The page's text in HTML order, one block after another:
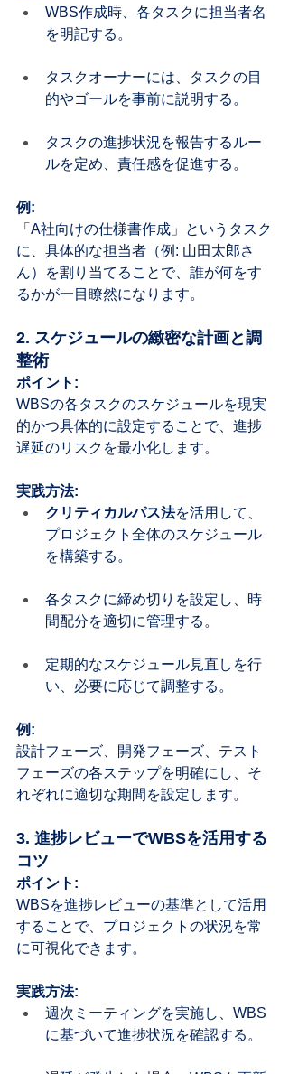
WBS作成時、各タスクに担当者名
を明記する。
タスクオーナーには、タスクの目
的やゴールを事前に説明する。
タスクの進捗状況を報告するルー
ルを定め、責任感を促進する。
例:
「A社向けの仕様書作成」というタスク
に、具体的な担当者（例: 山田太郎さ
ん）を割り当てることで、誰が何をす
るかが一目瞭然になります。
2. スケジュールの緻密な計画と調
整術
ポイント:
WBSの各タスクのスケジュールを現実
的かつ具体的に設定することで、進捗
遅延のリスクを最小化します。
実践方法:
クリティカルパス法を活用して、
プロジェクト全体のスケジュール
を構築する。
各タスクに締め切りを設定し、時
間配分を適切に管理する。
定期的なスケジュール見直しを行
い、必要に応じて調整する。
例:
設計フェーズ、開発フェーズ、テスト
フェーズの各ステップを明確にし、そ
れぞれに適切な期間を設定します。
3. 進捗レビューでWBSを活用する
コツ
ポイント:
WBSを進捗レビューの基準として活用
することで、プロジェクトの状況を常
に可視化できます。
実践方法:
週次ミーティングを実施し、WBS
に基づいて進捗状況を確認する。